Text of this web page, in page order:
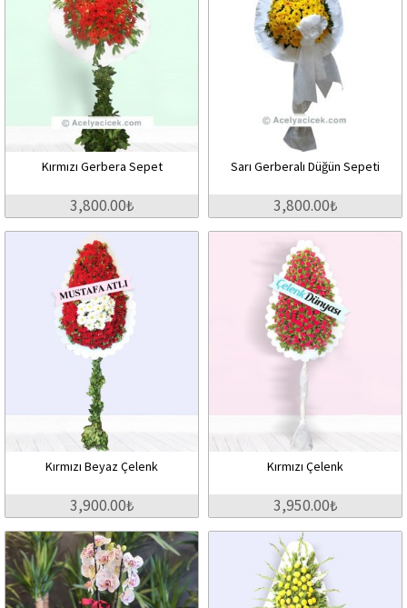
Kırmızı Gerbera Sepet
3,800.00₺
Sarı Gerberalı Düğün Sepeti
3,800.00₺
Kırmızı Beyaz Çelenk
3,900.00₺
Kırmızı Çelenk
3,950.00₺